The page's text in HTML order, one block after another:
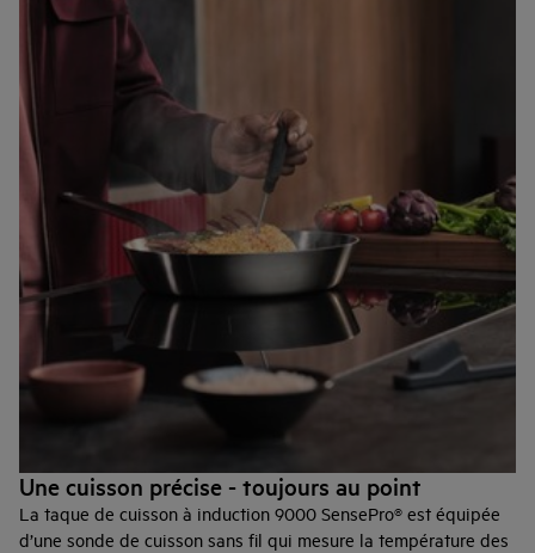
Une cuisson précise - toujours au point
La taque de cuisson à induction 9000 SensePro® est équipée
d’une sonde de cuisson sans fil qui mesure la température des